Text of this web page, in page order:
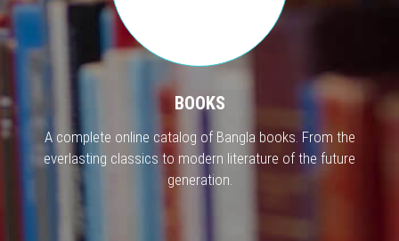
BOOKS
A complete online catalog of Bangla books. From the
everlasting classics to modern literature of the future
generation.